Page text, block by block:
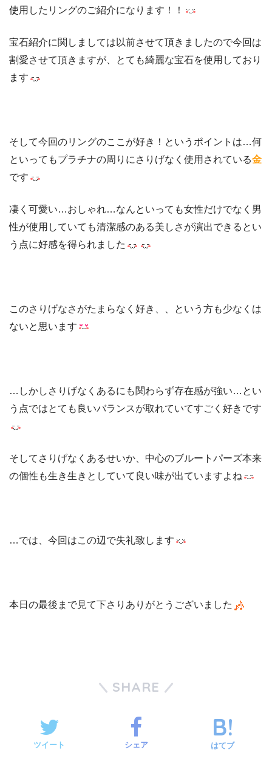
使用したリングのご紹介になります！！
宝石紹介に関しましては以前させて頂きましたので今回は
割愛させて頂きますが、とても綺麗な宝石を使用しており
ます
そして今回のリングのここが好き！というポイントは…何
といってもプラチナの周りにさりげなく使用されている金
です
凄く可愛い…おしゃれ…なんといっても女性だけでなく男
性が使用していても清潔感のある美しさが演出できるとい
う点に好感を得られました
このさりげなさがたまらなく好き、、という方も少なくは
ないと思います
…しかしさりげなくあるにも関わらず存在感が強い…とい
う点ではとても良いバランスが取れていてすごく好きです
そしてさりげなくあるせいか、中心のブルートパーズ本来
の個性も生き生きとしていて良い味が出ていますよね
…では、今回はこの辺で失礼致します
本日の最後まで見て下さりありがとうございました
SHARE
ツイート シェア はてブ